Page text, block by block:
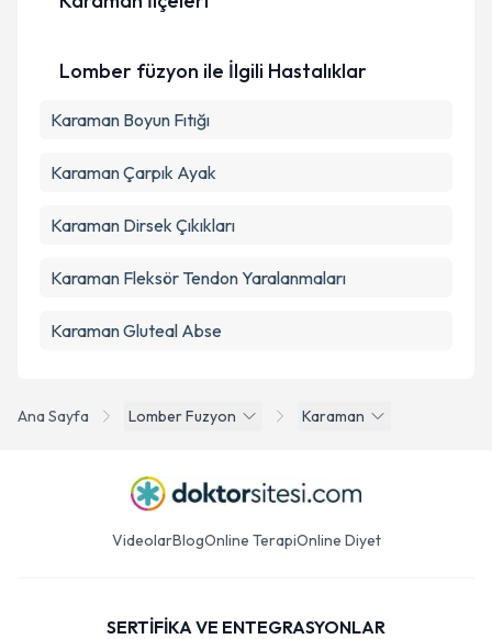
kapsamda işlenmesini kabul ediyorum.
Ana Sayfa Lomber Fuzyon Karaman
Lomber füzyon ile İlgili Hastalıklar
Karaman Boyun Fıtığı
Karaman Çarpık Ayak
Karaman Dirsek Çıkıkları
Karaman Fleksör Tendon Yaralanmaları
Karaman Gluteal Abse
VideolarBlogOnline TerapiOnline Diyet
SERTİFİKA VE ENTEGRASYONLAR